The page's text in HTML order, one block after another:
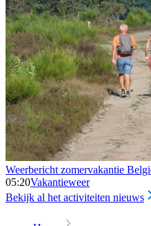
Weerbericht zomervakantie
05:20Vakantieweer
Bekijk al het activiteiten nieuws